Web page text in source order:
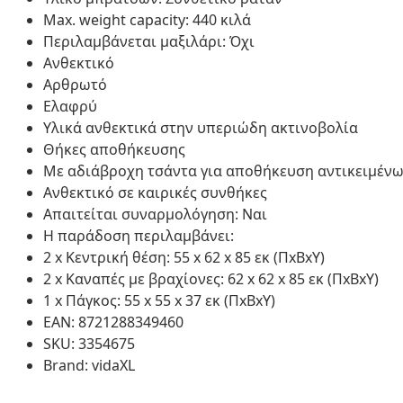
Max. weight capacity: 440 κιλά
Περιλαμβάνεται μαξιλάρι: Όχι
Ανθεκτικό
Αρθρωτό
Ελαφρύ
Υλικά ανθεκτικά στην υπεριώδη ακτινοβολία
Θήκες αποθήκευσης
Με αδιάβροχη τσάντα για αποθήκευση
Ανθεκτικό σε καιρικές συνθήκες
Απαιτείται συναρμολόγηση: Ναι
Η παράδοση περιλαμβάνει:
2 x Κεντρική θέση: 55 x 62 x 85 εκ (ΠxBxY)
2 x Καναπές με βραχίονες: 62 x 62 x 85 εκ (ΠxBxY)
1 x Πάγκος: 55 x 55 x 37 εκ (ΠxBxY)
EAN: 8721288349460
SKU: 3354675
Brand: vidaXL